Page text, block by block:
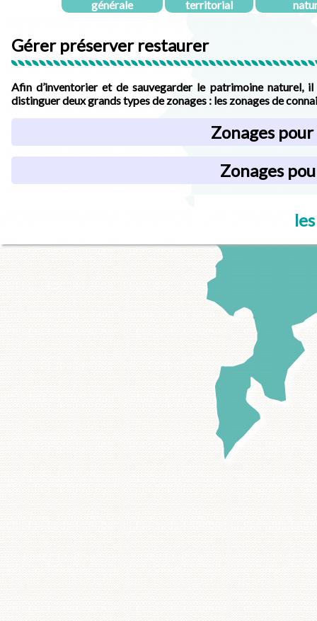
générale
territorial
Gérer préserver restaurer
Afin d’inventorier et de sauvegarder le patrimoine naturel,
distinguer deux grands types de zonages : les zonages de
Zonages
Zonages